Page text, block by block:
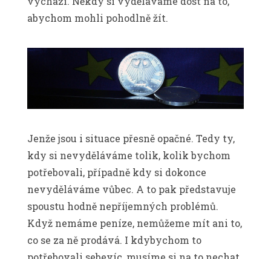
abychom mohli pohodlně žít.
Jenže jsou i situace přesně opačné. Tedy ty,
kdy si nevyděláváme tolik, kolik bychom
potřebovali, případně kdy si dokonce
nevyděláváme vůbec. A to pak představuje
spoustu hodně nepříjemných problémů.
Když nemáme peníze, nemůžeme mít ani to,
co se za ně prodává. I kdybychom to